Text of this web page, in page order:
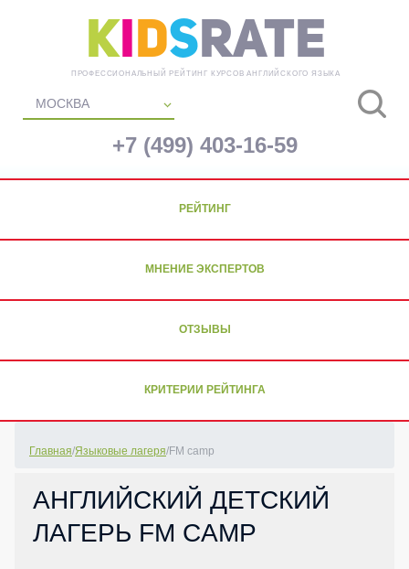
KidsRate
ПРОФЕССИОНАЛЬНЫЙ РЕЙТИНГ КУРСОВ АНГЛИЙСКОГО ЯЗЫКА
МОСКВА
+7 (499) 403-16-59
РЕЙТИНГ
МНЕНИЕ ЭКСПЕРТОВ
ОТЗЫВЫ
КРИТЕРИИ РЕЙТИНГА
Главная/Языковые лагеря/FM camp
АНГЛИЙСКИЙ ДЕТСКИЙ
ЛАГЕРЬ FM CAMP